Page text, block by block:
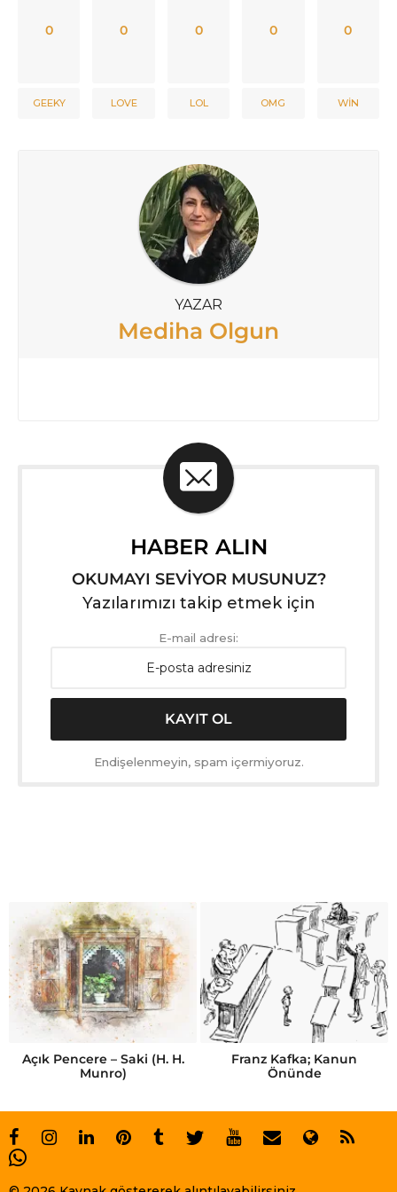
0
GEEKY
0
LOVE
0
LOL
0
OMG
0
WIN
YAZAR
Mediha Olgun
HABER ALIN
OKUMAYI SEVİYOR MUSUNUZ?
Yazılarımızı takip etmek için
E-mail adresi:
Endişelenmeyin, spam içermiyoruz.
Açık Pencere – Saki (H. H.
Munro)
Franz Kafka; Kanun
Önünde